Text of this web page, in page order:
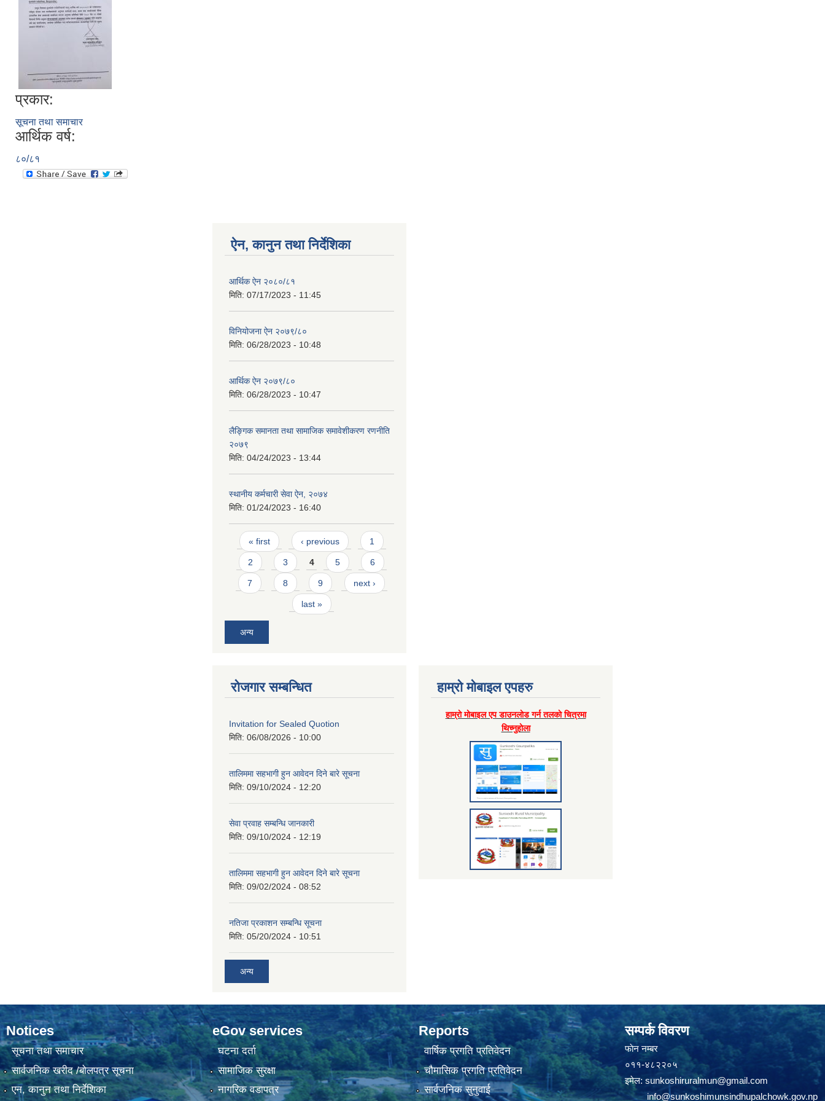
प्रकार:
सूचना तथा समाचार
आर्थिक वर्ष:
८०/८१
ऐन, कानुन तथा निर्देशिका
आर्थिक ऐन २०८०/८१
मिति: 07/17/2023 - 11:45
विनियोजना ऐन २०७९/८०
मिति: 06/28/2023 - 10:48
आर्थिक ऐन २०७९/८०
मिति: 06/28/2023 - 10:47
लैङ्गिक समानता तथा सामाजिक समावेशीकरण रणनीति
२०७९
मिति: 04/24/2023 - 13:44
स्थानीय कर्मचारी सेवा ऐन, २०७४
मिति: 01/24/2023 - 16:40
Pages
« first ‹ previous 1
2 3 4 5 6
7 8 9 next ›
last »
अन्य
रोजगार सम्बन्धित
Invitation for Sealed Quotion
मिति: 06/08/2026 - 10:00
तालिममा सहभागी हुन आवेदन दिने बारे सूचना
मिति: 09/10/2024 - 12:20
सेवा प्रवाह सम्बन्धि जानकारी
मिति: 09/10/2024 - 12:19
तालिममा सहभागी हुन आवेदन दिने बारे सूचना
मिति: 09/02/2024 - 08:52
नतिजा प्रकाशन सम्बन्धि सूचना
मिति: 05/20/2024 - 10:51
अन्य
हाम्राे माेबाइल एपहरु
हाम्राे माेबाइल एप डाउनलाेड गर्न तलकाे चित्रमा
थिच्नुहाेला
Notices
सूचना तथा समाचार
सार्वजनिक खरीद /बोलपत्र सूचना
एन, कानुन तथा निर्देशिका
eGov services
घटना दर्ता
सामाजिक सुरक्षा
नागरिक वडापत्र
Reports
वार्षिक प्रगति प्रतिवेदन
चौमासिक प्रगति प्रतिवेदन
सार्वजनिक सुनुवाई
सम्पर्क विवरण
फाेन न‌‍‍‍‌‌म्बर
०११-४८२२०५
इमेल: sunkoshiruralmun@gmail.com
info@sunkoshimunsindhupalchowk.gov.np